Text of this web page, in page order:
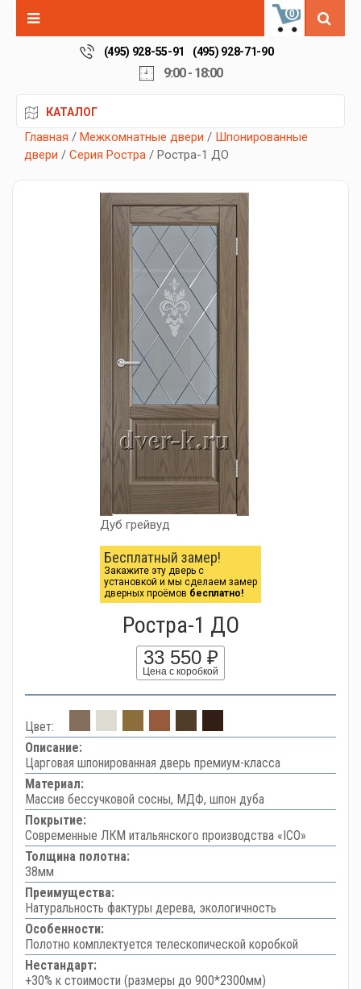
0
(495) 928-55-91 (495) 928-71-90
9:00 - 18:00
КАТАЛОГ
Главная / Межкомнатные двери / Шпонированные
двери / Серия Ростра / Ростра-1 ДО
Дуб грейвуд
Бесплатный замер!
Закажите эту дверь с
установкой и мы сделаем замер
дверных проёмов бесплатно!
Ростра-1 ДО
33 550 ₽
Цена с коробкой
Цвет:
Описание:
Царговая шпонированная дверь премиум-класса
Материал:
Массив бессучковой сосны, МДФ, шпон дуба
Покрытие:
Современные ЛКМ итальянского производства «ICO»
Толщина полотна:
38мм
Преимущества:
Натуральность фактуры дерева, экологичность
Особенности:
Полотно комплектуется телескопической коробкой
Нестандарт:
+30% к стоимости (размеры до 900*2300мм)